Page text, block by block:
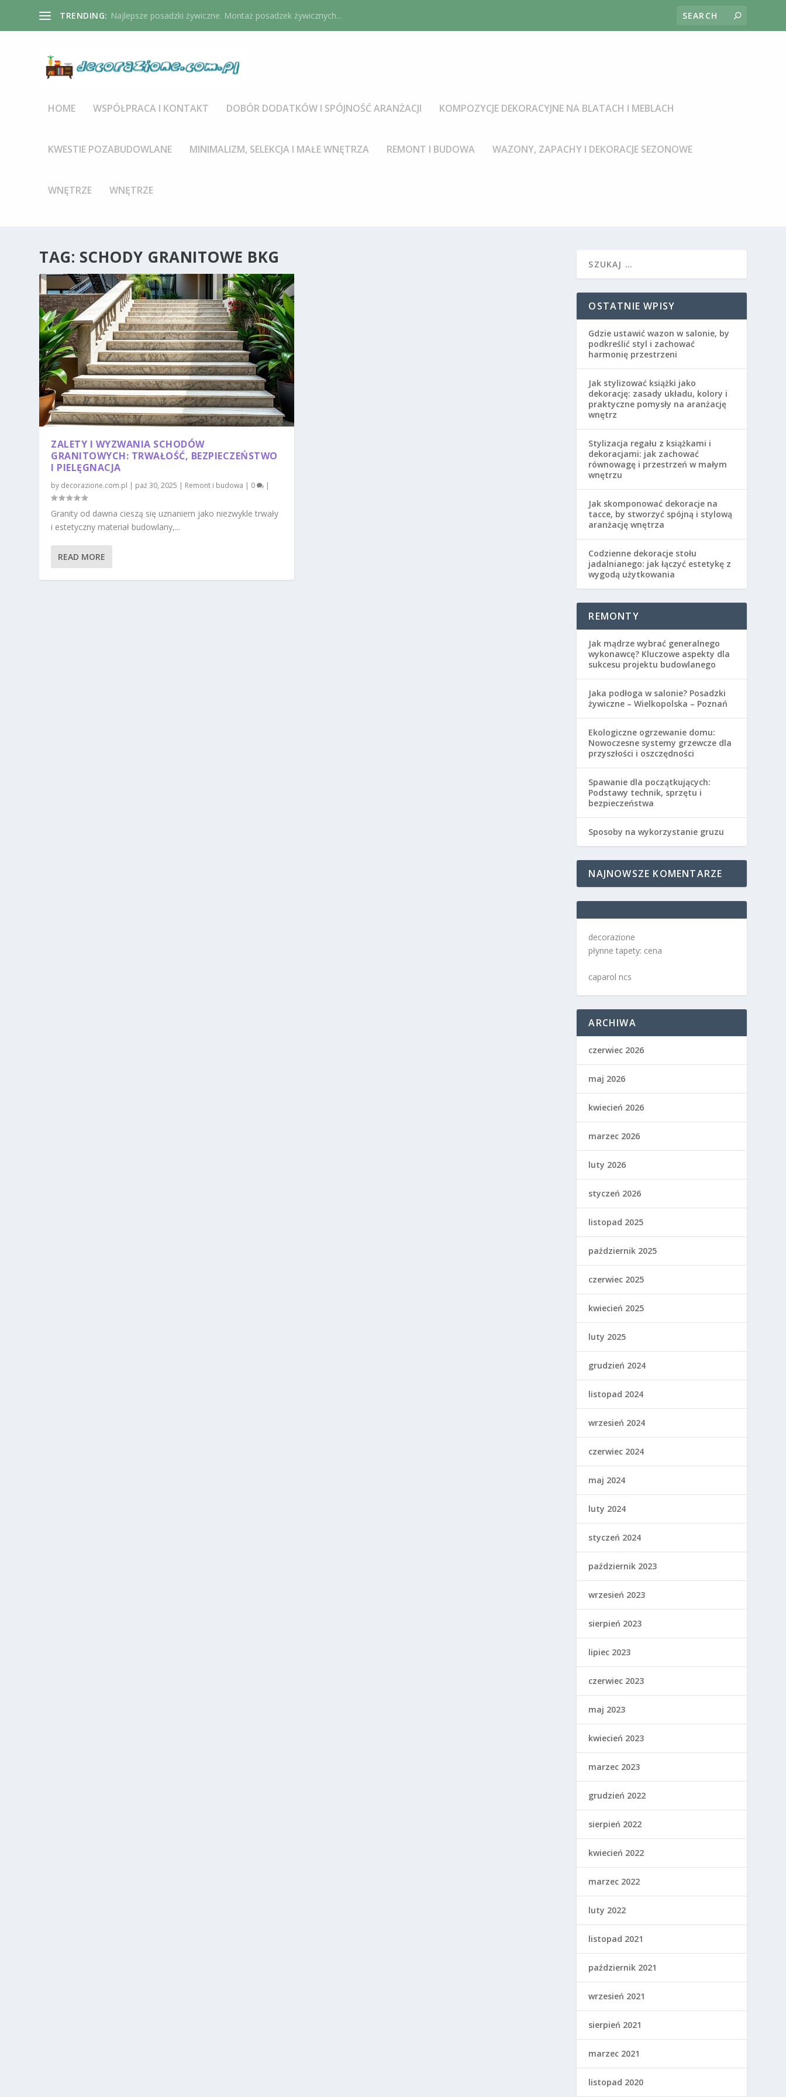
TRENDING: Najlepsze posadzki żywiczne. Montaż posadzek żywicznych...
HOME WSPÓŁPRACA I KONTAKT DOBÓR DODATKÓW I SPÓJNOŚĆ ARANŻACJI KOMPOZYCJE DEKORACYJNE NA BLATACH I MEBLACH
KWESTIE POZABUDOWLANE MINIMALIZM, SELEKCJA I MAŁE WNĘTRZA REMONT I BUDOWA WAZONY, ZAPACHY I DEKORACJE SEZONOWE
WNĘTRZE WNĘTRZE
TAG: SCHODY GRANITOWE BKG
ZALETY I WYZWANIA SCHODÓW
GRANITOWYCH: TRWAŁOŚĆ, BEZPIECZEŃSTWO
I PIELĘGNACJA
by decorazione.com.pl | paź 30, 2025 | Remont i budowa | 0 |
Granity od dawna cieszą się uznaniem jako niezwykle trwały
i estetyczny materiał budowlany,...
READ MORE
OSTATNIE WPISY
Gdzie ustawić wazon w salonie, by
podkreślić styl i zachować
harmonię przestrzeni
Jak stylizować książki jako
dekorację: zasady układu, kolory i
praktyczne pomysły na aranżację
wnętrz
Stylizacja regału z książkami i
dekoracjami: jak zachować
równowagę i przestrzeń w małym
wnętrzu
Jak skomponować dekoracje na
tacce, by stworzyć spójną i stylową
aranżację wnętrza
Codzienne dekoracje stołu
jadalnianego: jak łączyć estetykę z
wygodą użytkowania
REMONTY
Jak mądrze wybrać generalnego
wykonawcę? Kluczowe aspekty dla
sukcesu projektu budowlanego
Jaka podłoga w salonie? Posadzki
żywiczne – Wielkopolska – Poznań
Ekologiczne ogrzewanie domu:
Nowoczesne systemy grzewcze dla
przyszłości i oszczędności
Spawanie dla początkujących:
Podstawy technik, sprzętu i
bezpieczeństwa
Sposoby na wykorzystanie gruzu
NAJNOWSZE KOMENTARZE
decorazione
płynne tapety: cena
caparol ncs
ARCHIWA
czerwiec 2026
maj 2026
kwiecień 2026
marzec 2026
luty 2026
styczeń 2026
listopad 2025
październik 2025
czerwiec 2025
kwiecień 2025
luty 2025
grudzień 2024
listopad 2024
wrzesień 2024
czerwiec 2024
maj 2024
luty 2024
styczeń 2024
październik 2023
wrzesień 2023
sierpień 2023
lipiec 2023
czerwiec 2023
maj 2023
kwiecień 2023
marzec 2023
grudzień 2022
sierpień 2022
kwiecień 2022
marzec 2022
luty 2022
listopad 2021
październik 2021
wrzesień 2021
sierpień 2021
marzec 2021
listopad 2020